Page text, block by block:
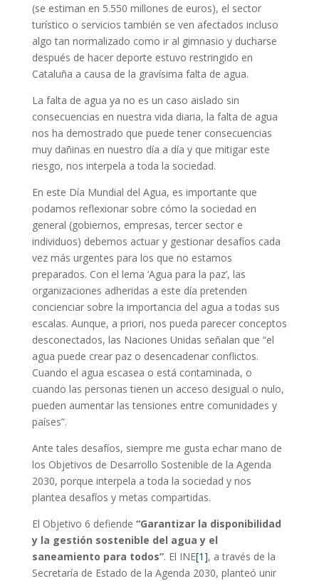
(se estiman en 5.550 millones de euros), el sector
turístico o servicios también se ven afectados incluso
algo tan normalizado como ir al gimnasio y ducharse
después de hacer deporte estuvo restringido en
Cataluña a causa de la gravísima falta de agua.
La falta de agua ya no es un caso aislado sin
consecuencias en nuestra vida diaria, la falta de agua
nos ha demostrado que puede tener consecuencias
muy dañinas en nuestro día a día y que mitigar este
riesgo, nos interpela a toda la sociedad.
En este Día Mundial del Agua, es importante que
podamos reflexionar sobre cómo la sociedad en
general (gobiernos, empresas, tercer sector e
individuos) debemos actuar y gestionar desafíos cada
vez más urgentes para los que no estamos
preparados. Con el lema ‘Agua para la paz’, las
organizaciones adheridas a este día pretenden
concienciar sobre la importancia del agua a todas sus
escalas. Aunque, a priori, nos pueda parecer conceptos
desconectados, las Naciones Unidas señalan que “el
agua puede crear paz o desencadenar conflictos.
Cuando el agua escasea o está contaminada, o
cuando las personas tienen un acceso desigual o nulo,
pueden aumentar las tensiones entre comunidades y
países”.
Ante tales desafíos, siempre me gusta echar mano de
los Objetivos de Desarrollo Sostenible de la Agenda
2030, porque interpela a toda la sociedad y nos
plantea desafíos y metas compartidas.
El Objetivo 6 defiende “Garantizar la disponibilidad
y la gestión sostenible del agua y el
saneamiento para todos”. El INE[1], a través de la
Secretaría de Estado de la Agenda 2030, planteó unir